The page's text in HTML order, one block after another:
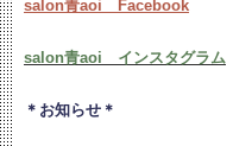
salon青aoi Facebook
salon青aoi インスタグラム
＊お知らせ＊